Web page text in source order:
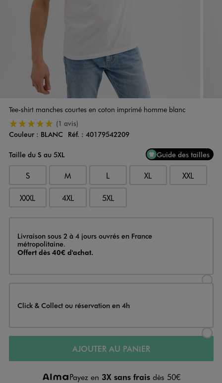
Tee-shirt manches courtes en coton imprimé homme blanc
5/5 de moyenne(1 avis)
Couleur
Couleur : BLANC Réf. : 40179542209
Taille du S au 5XL
Guide des tailles
S M L XL XXL
XXXL 4XL 5XL
Livraison
Livraison sous 2 à 4 jours ouvrés en France
métropolitaine.
Offert dès 40€ d'achat.
Click & Collect ou réservation en 4h
AJOUTER AU PANIER
Payez en 3X sans frais dès 50€